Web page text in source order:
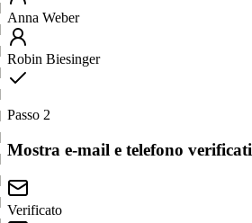
Anna Weber
Robin Biesinger
Passo 2
Mostra e-mail e telefono verificati
Verificato